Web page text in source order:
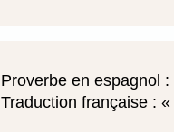
Proverbe en espagnol :
Traduction française :